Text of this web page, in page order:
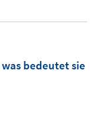
bedeutet sie